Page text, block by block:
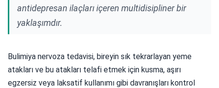
antidepresan ilaçları içeren multidisipliner bir
yaklaşımdır.
Bulimiya nervoza tedavisi, bireyin sık tekrarlayan yeme
atakları ve bu atakları telafi etmek için kusma, aşırı
egzersiz veya laksatif kullanımı gibi davranışları kontrol